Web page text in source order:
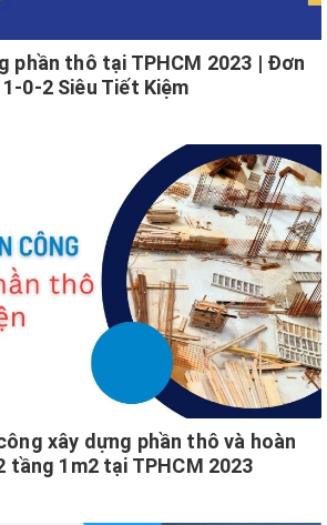
phần thô tại TPHCM 2023 | Đơn
1-0-2 Siêu Tiết Kiệm
xây dựng phần thô và hoàn
tầng 1m2 tại TPHCM 2023